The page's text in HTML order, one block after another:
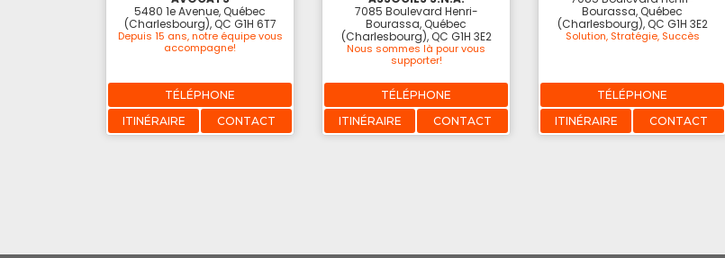
5480 1e Avenue, Québec
(Charlesbourg), QC G1H 6T7
Depuis 15 ans, notre équipe vous
accompagne!
TÉLÉPHONE
ITINÉRAIRE
CONTACT
7085 Boulevard Henri-
Bourassa, Québec
(Charlesbourg), QC G1H 3E2
Nous sommes là pour vous
supporter!
TÉLÉPHONE
ITINÉRAIRE
CONTACT
Bourassa, Québec
(Charlesbourg), QC G1H 3E2
Solution, Stratégie, Succès
TÉLÉPHONE
ITINÉRAIRE
CONTACT